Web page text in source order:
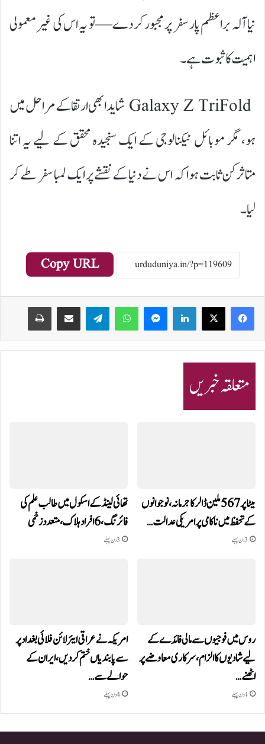
نیا آلہ براعظم پار سفر پر مجبور کر دے—تو یہ اس کی غیر معمولی
اہمیت کا ثبوت ہے۔
Galaxy Z TriFold شاید ابھی ارتقا کے مراحل میں
ہو، مگر موبائل ٹیکنالوجی کے ایک سنجیدہ محقق کے لیے یہ اتنا
متاثرکن ثابت ہوا کہ اس نے دنیا کے نقشے پر ایک لمبا سفر طے کر
لیا۔
Copy URL
LinkedIn
WhatsApp
Telegram
متعلقہ خبریں
میٹا پر 567 ملین ڈالر کا جرمانہ، نوجوانوں
کے تحفظ میں ناکامی پر امریکی عدالت…
3 دن پہلے
تھائی لینڈ کے اسکول میں طالب علم کی
فائرنگ، 6 افراد ہلاک، متعدد زخمی
3 دن پہلے
روس میں فوجیوں سے مالی فائدے کے
لیے شادیوں کا الزام، سرکاری معاوضے پر
اٹھنے…
4 دن پہلے
امریکہ نے عراقی ایئرلائن فلائی بغداد پر
سے پابندیاں ختم کر دیں،ایران کے
حوالے سے…
4 دن پہلے